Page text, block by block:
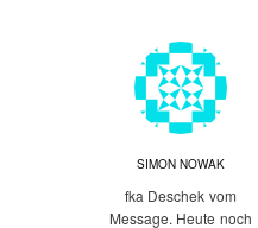
SIMON NOWAK
fka Deschek vom
Message. Heute noch